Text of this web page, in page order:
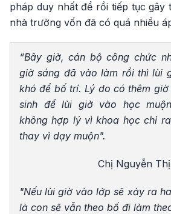
pháp duy nhất để rồi tiếp tục gây
nhà trường vốn đã có quá nhiều
“Bây giờ, cán bộ công chức
giờ sáng đã vào làm rồi thì lùi
khó để bố trí. Lý do có thêm
sinh để lùi giờ vào học
không hợp lý vì khoa học chỉ
thay vì dạy muộn".
Chị Nguyễn
"Nếu lùi giờ vào lớp sẽ xảy ra
là con sẽ vẫn theo bố đi làm